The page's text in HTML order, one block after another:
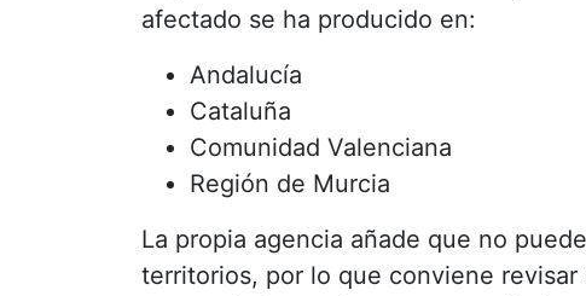
afectado se ha producido en:
Andalucía
Cataluña
Comunidad Valenciana
Región de Murcia
La propia agencia añade que no
territorios, por lo que conviene